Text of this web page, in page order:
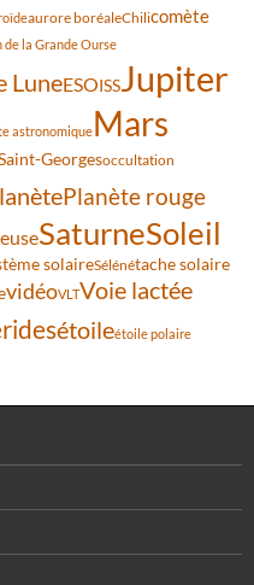
aurore boréaleChilicomète
la Grande Ourse
LuneESOISSJupiter
astronomiqueMars
Georgesoccultation
Planète rouge
SaturneSoleil
solaireSélénétache solaire
vidéoVLTVoie lactée
étoileétoile polaire